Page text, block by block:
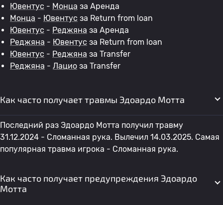
Ювентус - Монца за Аренда
Монца - Ювентус за Return from loan
Ювентус - Реджяна за Аренда
Реджяна - Ювентус за Return from loan
Ювентус - Реджяна за Transfer
Реджяна - Лацио за Transfer
Как часто получает травмы Эдоардо Мотта
Последний раз Эдоардо Мотта получил травму
31.12.2024 - Сломанная рука. Вылечил 14.03.2025. Самая
популярная травма игрока - Сломанная рука.
Как часто получает предупреждения Эдоардо
Мотта